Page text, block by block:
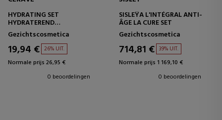
HYDRATING SET
HYDRATEREND
REINIGINGSPAKKET
Gezichtscosmetica
19,94 € 26% UIT.
Normale prijs 26,95 €
0 beoordelingen
SISLEŸA L'INTÉGRAL ANTI-
ÂGE LA CURE SET
Gezichtscosmetica
714,81 € 39% UIT.
Normale prijs 1 169,10 €
0 beoordelingen